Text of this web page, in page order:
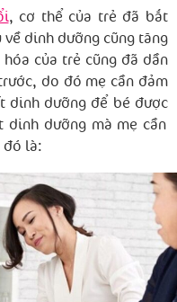
, cơ thể của trẻ đã bắt
dinh dưỡng cũng tăng
của trẻ cũng đã dần
do đó mẹ cần đảm
dinh dưỡng để bé được
dinh dưỡng mà mẹ cần
đó là: